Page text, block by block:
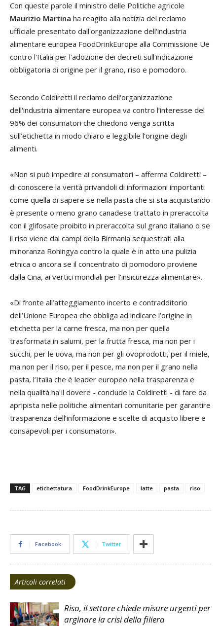
Con queste parole il ministro delle Politiche agricole
Maurizio Martina ha reagito alla notizia del reclamo
ufficiale presentato dall'organizzazione dell'industria
alimentare europea FoodDrinkEurope alla Commissione Ue
contro l'Italia per l'adozione dei decreti sull'indicazione
obbligatoria di origine per il grano, riso e pomodoro.
Secondo Coldiretti il reclamo dell'organizzazione
dell'industria alimentare europea va contro l’interesse del
96% dei consumatori che chiedono venga scritta
sull’etichetta in modo chiaro e leggibile l’origine degli
alimenti.
«Non si può impedire ai consumatori – afferma Coldiretti –
di conoscere la verità privandoli di informazioni importanti
come quella di sapere se nella pasta che si sta acquistando
è presente o meno grano canadese trattato in preraccolta
con il glifosate proibito in preraccolta sul grano italiano o se
il riso viene dai campi della Birmania sequestrati alla
minoranza Rohingya contro la quale è in atto una pulizia
etnica o ancora se il concentrato di pomodoro proviene
dalla Cina, ai vertici mondiali per l’insicurezza alimentare».
«Di fronte all’atteggiamento incerto e contradditorio
dell’Unione Europea che obbliga ad indicare l’origine in
etichetta per la carne fresca, ma non per quella
trasformata in salumi, per la frutta fresca, ma non per i
succhi, per le uova, ma non per gli ovoprodotti, per il miele,
ma non per il riso, per il pesce, ma non per il grano nella
pasta, l’Italia che è leader europeo nella trasparenza e
nella qualità ha il dovere - conclude la Coldiretti - di fare da
apripista nelle politiche alimentari comunitarie per garantire
trasparenza dell’informazione e scelte di acquisto libere e
consapevoli per i consumatori».
TAG etichettatura FoodDrinkEurope latte pasta riso
Facebook Twitter
Articoli correlati
Riso, il settore chiede misure urgenti per
arginare la crisi della filiera